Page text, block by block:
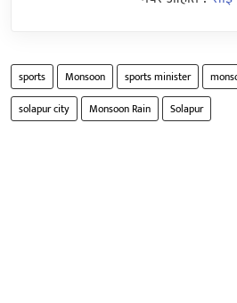
sports Monsoon sports minister
solapur city
Monsoon Rain Solapur